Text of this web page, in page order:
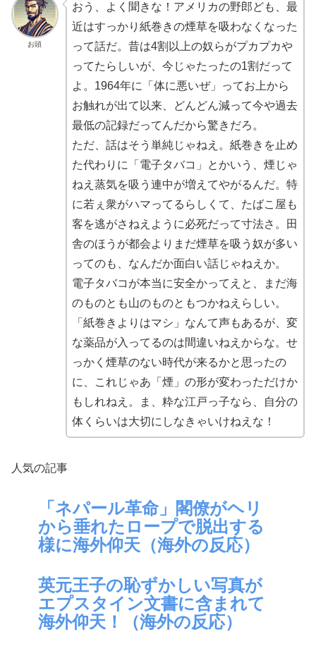
お頭
おう、よく聞きな！アメリカの野郎ども、最
近はすっかり紙巻きの煙草を吸わなくなった
って話だ。昔は4割以上の奴らがプカプカや
ってたらしいが、今じゃたったの1割だって
よ。1964年に「体に悪いぜ」ってお上から
お触れが出て以来、どんどん減って今や過去
最低の記録だってんだから驚きだろ。
ただ、話はそう単純じゃねえ。紙巻きを止め
た代わりに「電子タバコ」とかいう、煙じゃ
ねえ蒸気を吸う連中が増えてやがるんだ。特
に若ぇ衆がハマってるらしくて、たばこ屋も
客を逃がさねえように必死だって寸法さ。田
舎のほうが都会よりまだ煙草を吸う奴が多い
ってのも、なんだか面白い話じゃねえか。
電子タバコが本当に安全かってえと、まだ海
のものとも山のものともつかねえらしい。
「紙巻きよりはマシ」なんて声もあるが、変
な薬品が入ってるのは間違いねえからな。せ
っかく煙草のない時代が来るかと思ったの
に、これじゃあ「煙」の形が変わっただけか
もしれねえ。ま、粋な江戸っ子なら、自分の
体くらいは大切にしなきゃいけねえな！
人気の記事
「ネパール革命」閣僚がヘリ
から垂れたロープで脱出する
様に海外仰天（海外の反応）
英元王子の恥ずかしい写真が
エプスタイン文書に含まれて
海外仰天！（海外の反応）